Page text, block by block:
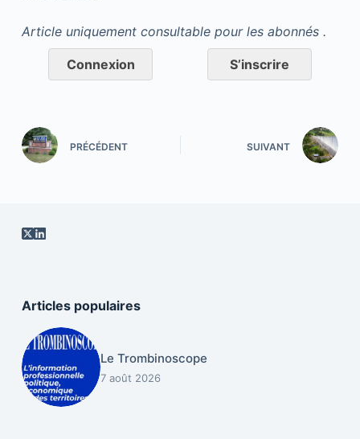
Article uniquement consultable pour les abonnés .
Connexion S’inscrire
PRÉCÉDENT SUIVANT
Articles populaires
Le Trombinoscope
7 août 2026